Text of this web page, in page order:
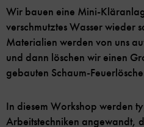
Wir bauen eine Mini-
verschmutztes Wasser wieder
Materialien werden von uns
und dann löschen wir einen
gebauten Schaum-
In diesem Workshop werden
Arbeitstechniken angewandt,